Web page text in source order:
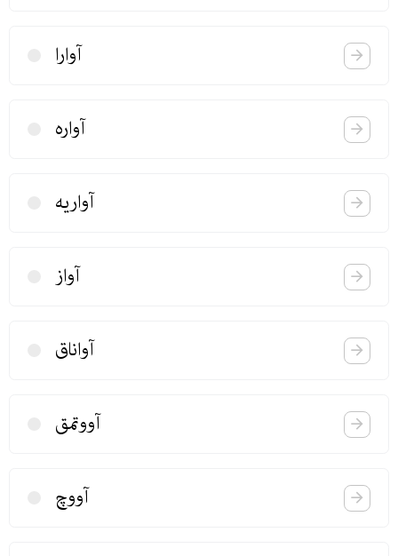
آوارا
آواره
آواریه
آواز
آواناق
آووتمق
آووچ